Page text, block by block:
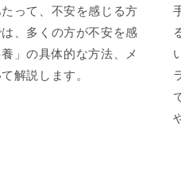
って、不安を感じる方
、多くの方が不安を感
」の具体的な方法、メ
解説します。